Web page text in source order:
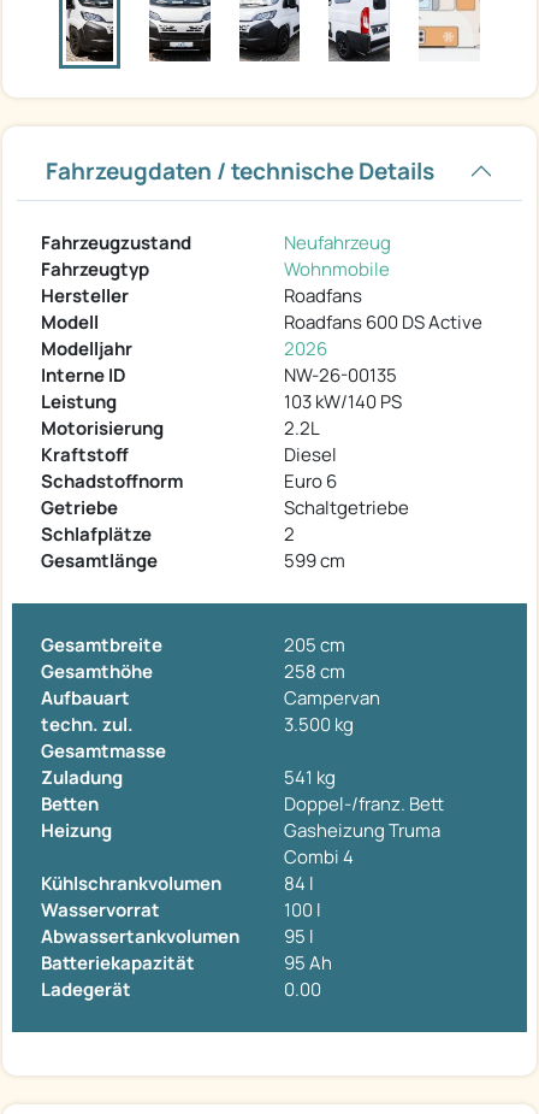
Fahrzeugdaten / technische Details
Fahrzeugzustand
Neufahrzeug
Fahrzeugtyp
Wohnmobile
Hersteller
Roadfans
Modell
Roadfans 600 DS Active
Modelljahr
2026
Interne ID
NW-26-00135
Leistung
103 kW/140 PS
Motorisierung
2.2L
Kraftstoff
Diesel
Schadstoffnorm
Euro 6
Getriebe
Schaltgetriebe
Schlafplätze
2
Gesamtlänge
599 cm
Gesamtbreite
205 cm
Gesamthöhe
258 cm
Aufbauart
Campervan
techn. zul.
Gesamtmasse
3.500 kg
Zuladung
541 kg
Betten
Doppel-/franz. Bett
Heizung
Gasheizung Truma
Combi 4
Kühlschrankvolumen
84 l
Wasservorrat
100 l
Abwassertankvolumen
95 l
Batteriekapazität
95 Ah
Ladegerät
0.00